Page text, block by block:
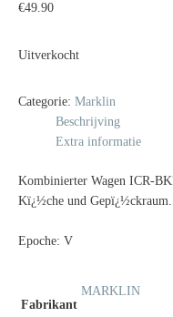
€49.90
Uitverkocht
Categorie: Marklin
Beschrijving
Extra informatie
Kombinierter Wagen ICR-
Kï¿½che und
Epoche: V
Fabrikant
MARKLIN